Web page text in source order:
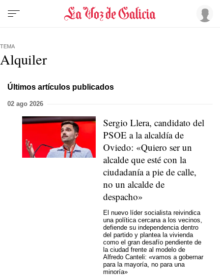
TEMA
Alquiler
Últimos artículos publicados
02 ago 2026
Sergio Llera, candidato del
PSOE a la alcaldía de
Oviedo: «Quiero ser un
alcalde que esté con la
ciudadanía a pie de calle,
no un alcalde de
despacho»
El nuevo líder socialista reivindica
una política cercana a los vecinos,
defiende su independencia dentro
del partido y plantea la vivienda
como el gran desafío pendiente de
la ciudad frente al modelo de
Alfredo Canteli: «vamos a gobernar
para la mayoría, no para una
minoría»